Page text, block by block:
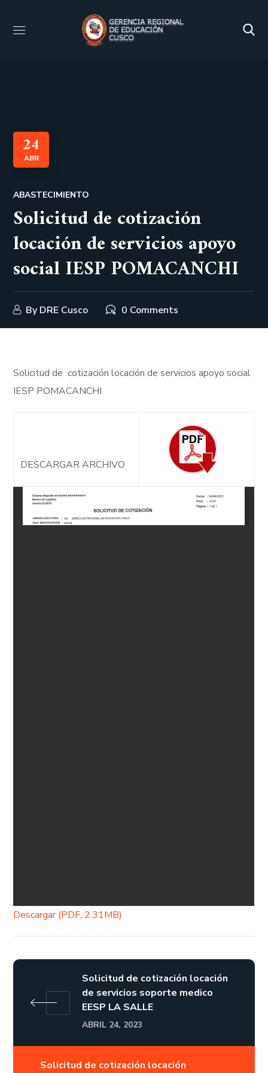
24
ABR
ABASTECIMIENTO
Solicitud de cotización
locación de servicios apoyo
social IESP POMACANCHI
By DRE Cusco 0 Comments
Solicitud de cotización locación de servicios apoyo social
IESP POMACANCHI
DESCARGAR ARCHIVO
Descargar (PDF, 2.31MB)
Solicitud de cotización locación
de servicios soporte medico
EESP LA SALLE
ABRIL 24, 2023
Solicitud de cotización locación